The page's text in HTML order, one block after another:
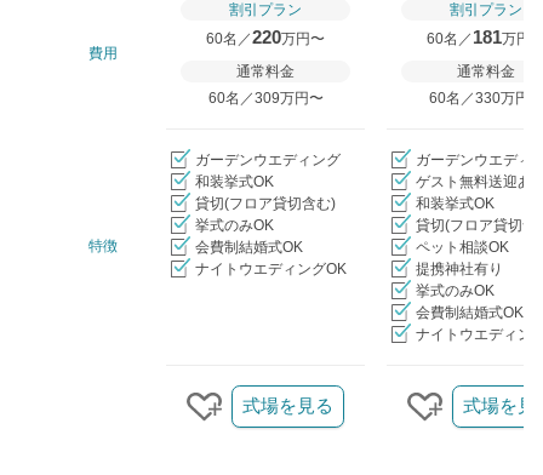
費用
割引プラン
60名／220万円〜
通常料金
60名／309万円〜
割引プラン
60名／ 181万円
通常料金
60名／330万円〜
特徴
ガーデンウエディング
和装挙式OK
貸切(フロア貸切含む)
挙式のみOK
会費制結婚式OK
ナイトウエディングOK
ガーデンウエディ
ゲスト無料送迎あ
和装挙式OK
貸切(フロア貸切含
ペット相談OK
提携神社有り
挙式のみOK
会費制結婚式OK
ナイトウエディン
クリップする
式場を見る
クリップす
式場を見